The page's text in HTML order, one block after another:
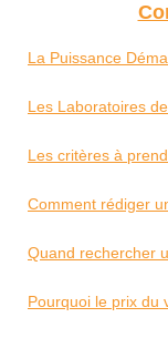
La Puissance
Les Laboratoires de
Les critères à
Comment rédiger
Quand rechercher
Pourquoi le prix du